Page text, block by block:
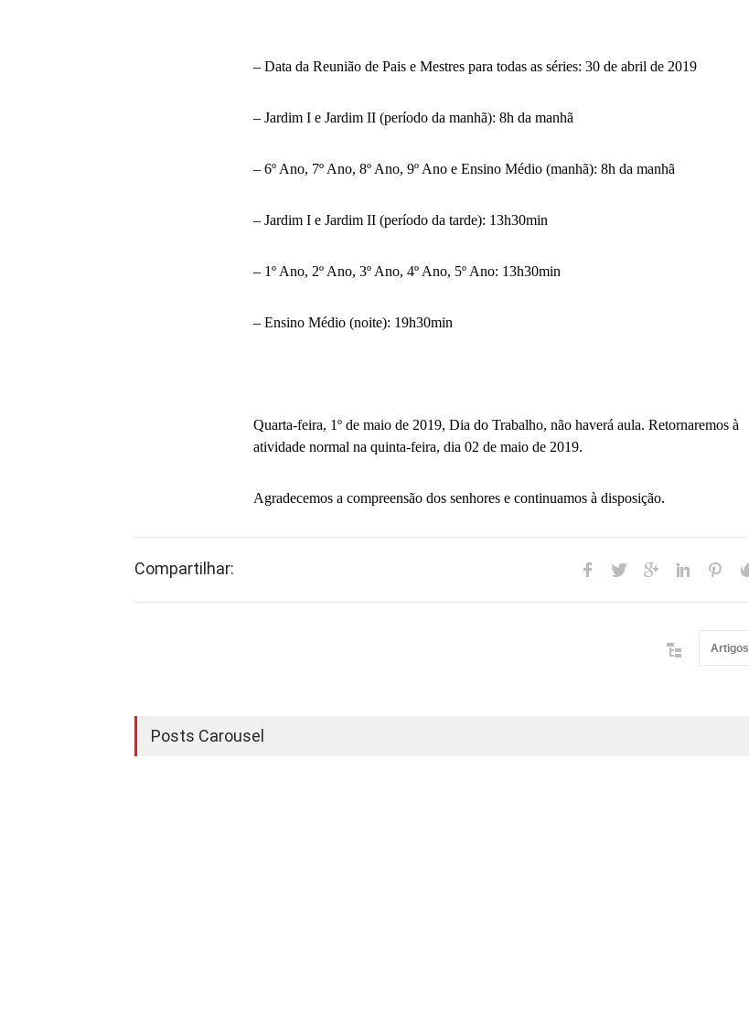
– Data da Reunião de Pais e Mestres para todas as séries: 30 de abril de 2019
– Jardim I e Jardim II (período da manhã): 8h da manhã
– 6º Ano, 7º Ano, 8º Ano, 9º Ano e Ensino Médio (manhã): 8h da manhã
– Jardim I e Jardim II (período da tarde): 13h30min
– 1º Ano, 2º Ano, 3º Ano, 4º Ano, 5º Ano: 13h30min
– Ensino Médio (noite): 19h30min
Quarta-feira, 1º de maio de 2019, Dia do Trabalho, não haverá aula. Retornaremos à
atividade normal na quinta-feira, dia 02 de maio de 2019.
Agradecemos a compreensão dos senhores e continuamos à disposição.
Compartilhar:
Artigos
Posts Carousel